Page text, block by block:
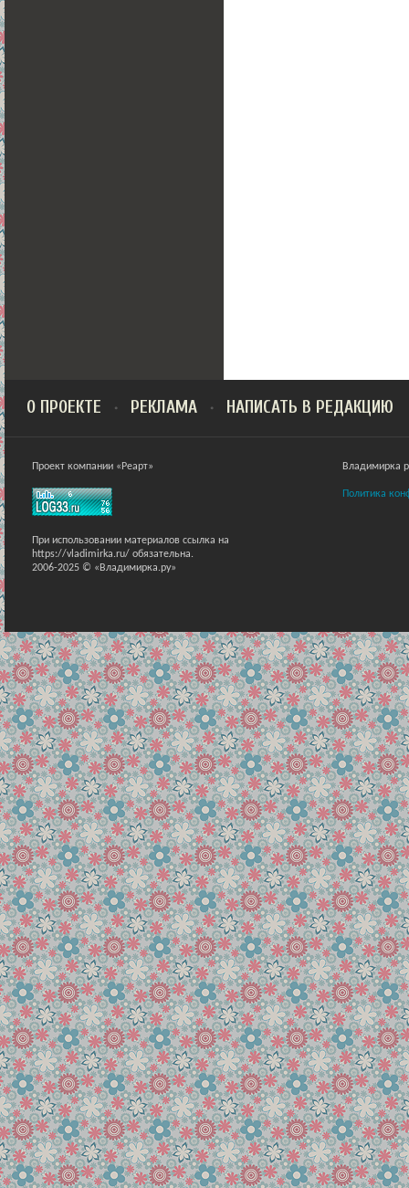
О ПРОЕКТЕ РЕКЛАМА НАПИСАТЬ В РЕДАКЦИЮ
Проект компании «Реарт»
При использовании материалов ссылка на
https://vladimirka.ru/ обязательна.
2006-2025 © «Владимирка.ру»
Владимирка
Политика